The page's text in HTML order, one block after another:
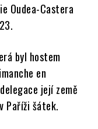
Oudea-Castera
byl hostem
en
její země
Paříži šátek.